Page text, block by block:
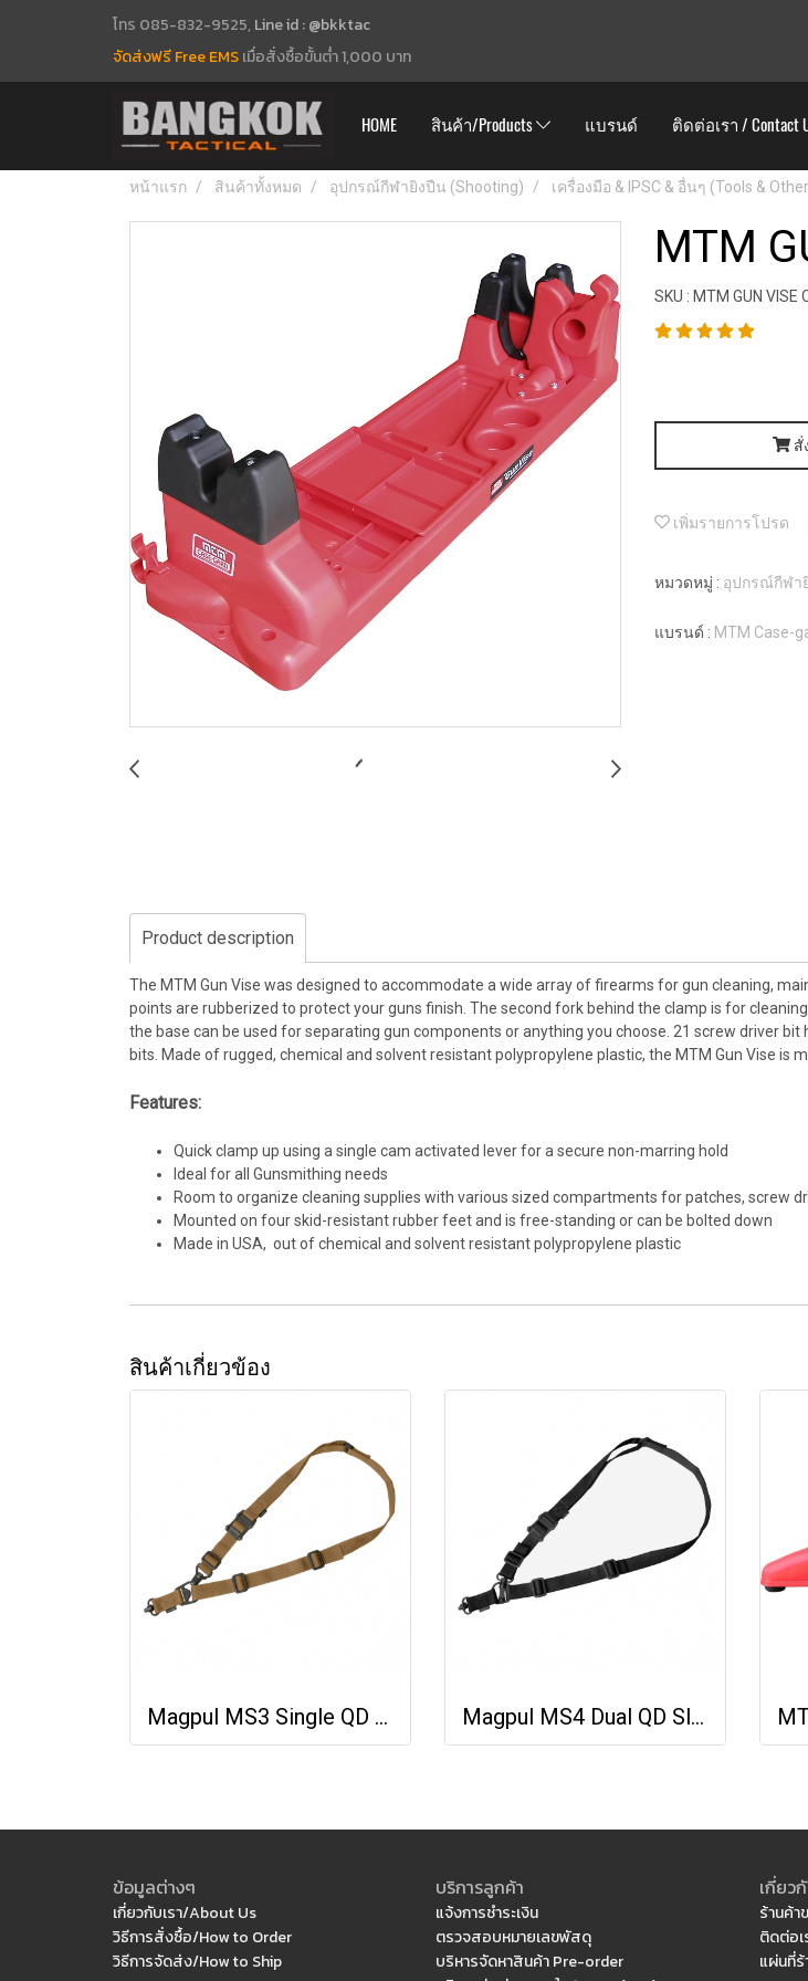
โทร 085-832-9525, Line id : @bkktac
จัดส่งฟรี Free EMSเมื่อสั่งซื้อขั้นต่ำ 1,000 บาท
HOME สินค้า/Products แบรนด์ ติดต่อเรา / Contact
หน้าแรก สินค้าทั้งหมด อุปกรณ์กีฬายิงปืน (Shooting) เครื่องมือ & IPSC & อื่นๆ (Tools &
MTM
SKU : MTM GUN VISE
สั่
เพิ่มรายการโปรด
หมวดหมู่ : อุปกรณ์กีฬา
แบรนด์ : MTM Case-
Product description
The MTM Gun Vise was designed to accommodate a wide array of firearms for gun cleaning,
points are rubberized to protect your guns finish. The second fork behind the clamp is for
the base can be used for separating gun components or anything you choose. 21 screw driver
bits. Made of rugged, chemical and solvent resistant polypropylene plastic, the MTM Gun Vise is
Features:
Quick clamp up using a single cam activated lever for a secure non-marring hold
Ideal for all Gunsmithing needs
Room to organize cleaning supplies with various sized compartments for patches, screw
Mounted on four skid-resistant rubber feet and is free-standing or can be bolted down
Made in USA, out of chemical and solvent resistant polypropylene plastic
สินค้าเกี่ยวข้อง
Magpul MS3 Single QD Sling GEN2 Magpul MS4 Dual QD Sling GEN2
ข้อมูลต่างๆ
เกี่ยวกับเรา/About Us
วิธีการสั่งซื้อ/How to Order
วิธีการจัดส่ง/How to Ship
บริการลูกค้า
แจ้งการชำระเงิน
ตรวจสอบหมายเลขพัสดุ
บริหารจัดหาสินค้า Pre-order
เกี่ยว
ร้านค้า
ติดต่อ
แผ่นที่